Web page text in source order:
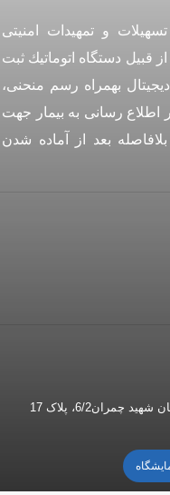
و تمهیدات امنیتی
قبيل دستگاه اتوماتيك ثبت
بهمراه رسم منحنی،
اطلاع رسانی به بيمار جهت
بعد از آماده شدن
مشهد، خیابان گلستان6(شرقی)، خیابان شهید چمران6/2، پلاک 17